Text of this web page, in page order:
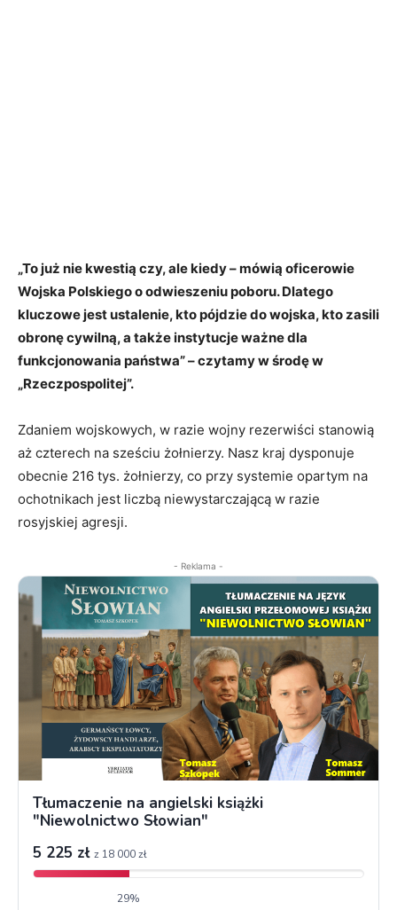
„To już nie kwestią czy, ale kiedy – mówią oficerowie
Wojska Polskiego o odwieszeniu poboru. Dlatego
kluczowe jest ustalenie, kto pójdzie do wojska, kto zasili
obronę cywilną, a także instytucje ważne dla
funkcjonowania państwa” – czytamy w środę w
„Rzeczpospolitej”.
Zdaniem wojskowych, w razie wojny rezerwiści stanowią
aż czterech na sześciu żołnierzy. Nasz kraj dysponuje
obecnie 216 tys. żołnierzy, co przy systemie opartym na
ochotnikach jest liczbą niewystarczającą w razie
rosyjskiej agresji.
- Reklama -